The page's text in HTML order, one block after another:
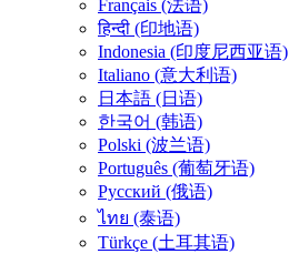
Français (法语)
हिन्दी (印地语)
Indonesia (印度尼西亚语)
Italiano (意大利语)
日本語 (日语)
한국어 (韩语)
Polski (波兰语)
Português (葡萄牙语)
Русский (俄语)
ไทย (泰语)
Türkçe (土耳其语)